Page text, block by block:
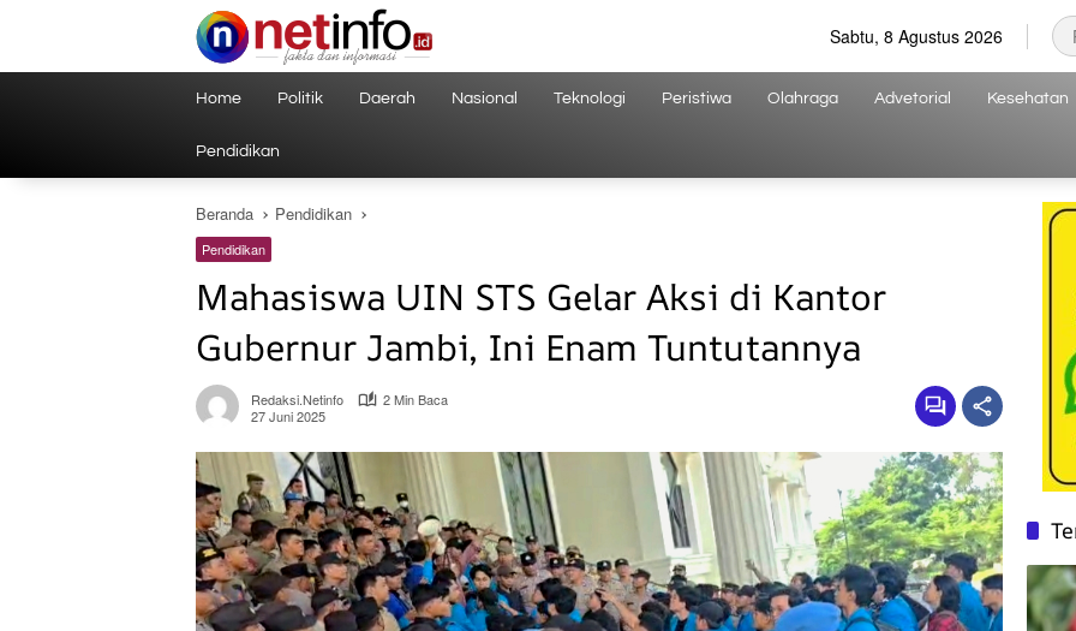
Sabtu, 8 Agustus 2026
Home Politik Daerah Nasional Teknologi Peristiwa Olahraga Advetorial Kesehatan
Pendidikan
Beranda Pendidikan
Pendidikan
Mahasiswa UIN STS Gelar Aksi di Kantor
Gubernur Jambi, Ini Enam Tuntutannya
Redaksi.netinfo
2 Min Baca
27 Juni 2025